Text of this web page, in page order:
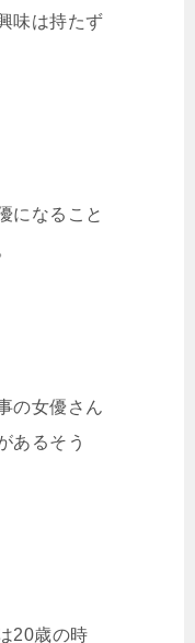
味は持たず
になること
の女優さん
あるそう
20歳の時